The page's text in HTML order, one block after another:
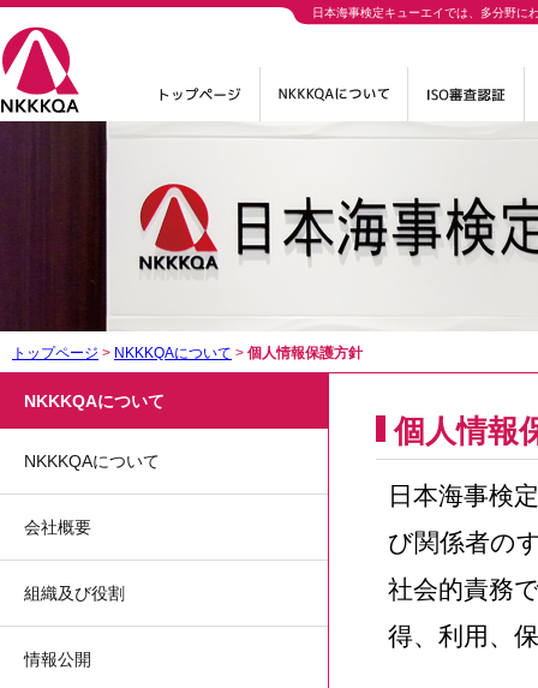
日本海事検定キューエイでは、多分野に
トップページ > NKKKQAについて > 個人情報保護方針
NKKKQAについて
NKKKQAについて
会社概要
組織及び役割
情報公開
個人情報
日本海事検
び関係者の
社会的責務
得、利用、